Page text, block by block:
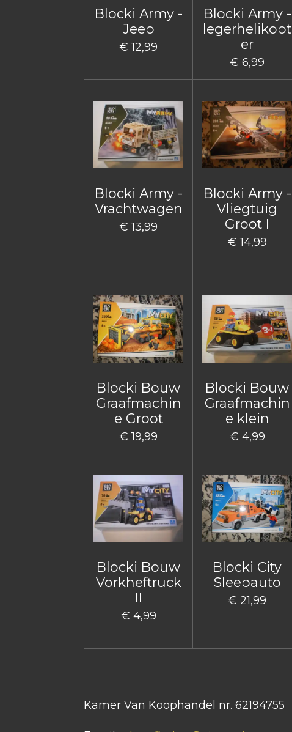
Blocki Army -
Jeep
€ 12,99
Blocki Army -
legerhelikopt
er
€ 6,99
Blocki Army -
Vrachtwagen
€ 13,99
Blocki Army -
Vliegtuig
Groot I
€ 14,99
Blocki Bouw
Graafmachin
e Groot
€ 19,99
Blocki Bouw
Graafmachin
e klein
€ 4,99
Blocki Bouw
Vorkheftruck
II
€ 4,99
Blocki City
Sleepauto
€ 21,99
Kamer Van Koophandel nr. 62194755